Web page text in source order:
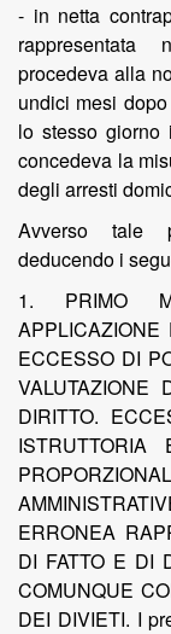
- in netta
rappresentata
procedeva alla
undici mesi
lo stesso
concedeva la
degli arresti
Avverso tale
deducendo i
1. PRIMO
APPLICAZIONE
ECCESSO DI
VALUTAZIONE
DIRITTO.
ERRONEA
DI FATTO E DI
COMUNQUE
DEI DIVIETI. I